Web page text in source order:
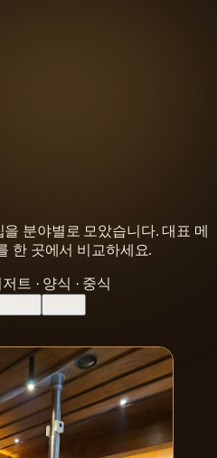
분야별로 모았습니다. 대표 메
한 곳에서 비교하세요.
트 · 양식 · 중식